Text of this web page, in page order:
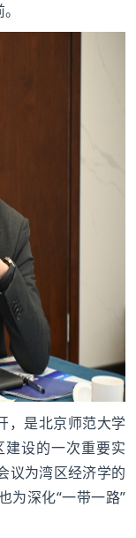
，是北京师范大学
设的一次重要实
议为湾区经济学的
为深化“一带一路”